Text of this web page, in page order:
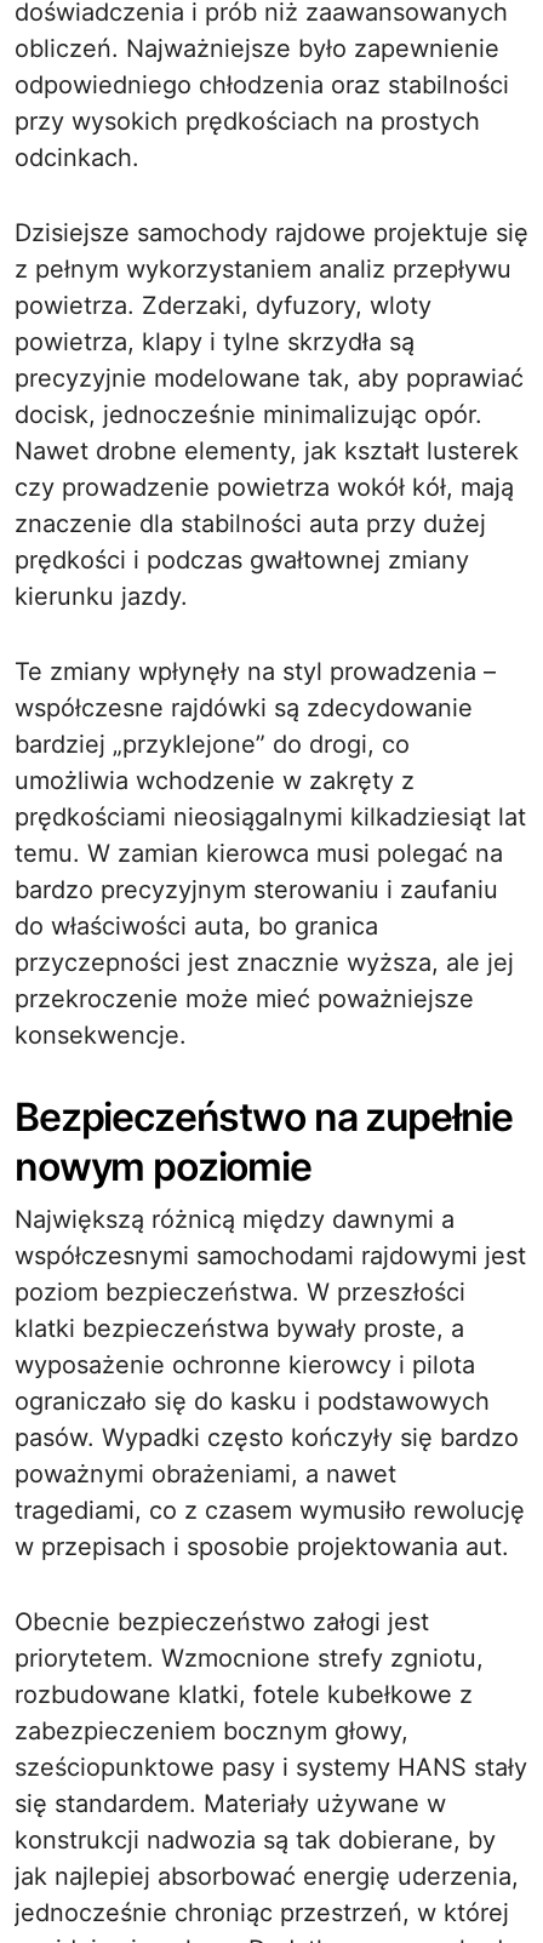
doświadczenia i prób niż zaawansowanych
obliczeń. Najważniejsze było zapewnienie
odpowiedniego chłodzenia oraz stabilności
przy wysokich prędkościach na prostych
odcinkach.
Dzisiejsze samochody rajdowe projektuje się
z pełnym wykorzystaniem analiz przepływu
powietrza. Zderzaki, dyfuzory, wloty
powietrza, klapy i tylne skrzydła są
precyzyjnie modelowane tak, aby poprawiać
docisk, jednocześnie minimalizując opór.
Nawet drobne elementy, jak kształt lusterek
czy prowadzenie powietrza wokół kół, mają
znaczenie dla stabilności auta przy dużej
prędkości i podczas gwałtownej zmiany
kierunku jazdy.
Te zmiany wpłynęły na styl prowadzenia –
współczesne rajdówki są zdecydowanie
bardziej „przyklejone” do drogi, co
umożliwia wchodzenie w zakręty z
prędkościami nieosiągalnymi kilkadziesiąt lat
temu. W zamian kierowca musi polegać na
bardzo precyzyjnym sterowaniu i zaufaniu
do właściwości auta, bo granica
przyczepności jest znacznie wyższa, ale jej
przekroczenie może mieć poważniejsze
konsekwencje.
Bezpieczeństwo na zupełnie
nowym poziomie
Największą różnicą między dawnymi a
współczesnymi samochodami rajdowymi jest
poziom bezpieczeństwa. W przeszłości
klatki bezpieczeństwa bywały proste, a
wyposażenie ochronne kierowcy i pilota
ograniczało się do kasku i podstawowych
pasów. Wypadki często kończyły się bardzo
poważnymi obrażeniami, a nawet
tragediami, co z czasem wymusiło rewolucję
w przepisach i sposobie projektowania aut.
Obecnie bezpieczeństwo załogi jest
priorytetem. Wzmocnione strefy zgniotu,
rozbudowane klatki, fotele kubełkowe z
zabezpieczeniem bocznym głowy,
sześciopunktowe pasy i systemy HANS stały
się standardem. Materiały używane w
konstrukcji nadwozia są tak dobierane, by
jak najlepiej absorbować energię uderzenia,
jednocześnie chroniąc przestrzeń, w której